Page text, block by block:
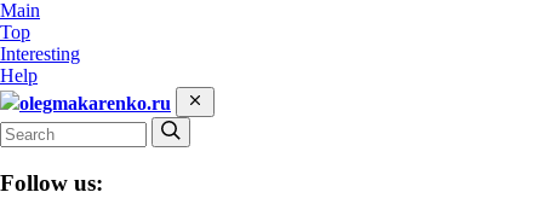
Main
Top
Interesting
Help
olegmakarenko.ru
Follow us: